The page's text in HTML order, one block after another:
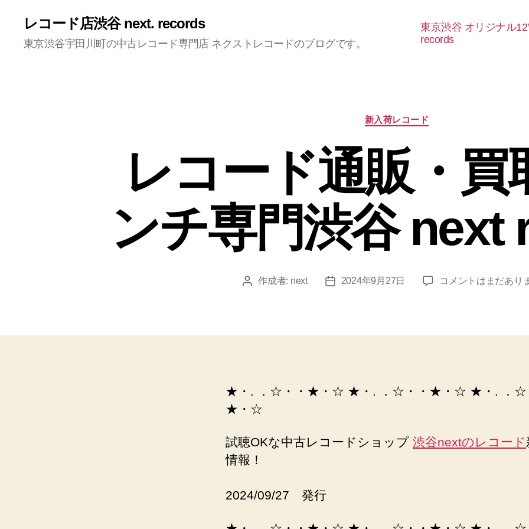
レコード店渋谷 next. records
東京渋谷宇田川町の中古レコード専門店 ネクストレコードのブログです。
東京渋谷 オリジナル
records
カ
テ
リ
ー
新入荷レコード
レコード通販・買
ンチ専門渋谷 next
投 作成者: next
投
2024年9月27日
レ
通
イ
門
コメントはまだあり
★・. ．☆・・★・☆ ★・. ．☆・・★・☆ ★・. ．☆
★・☆
試聴OKな中古レコードショップ 渋谷nextのレコード
情報！
2024/09/27 発行